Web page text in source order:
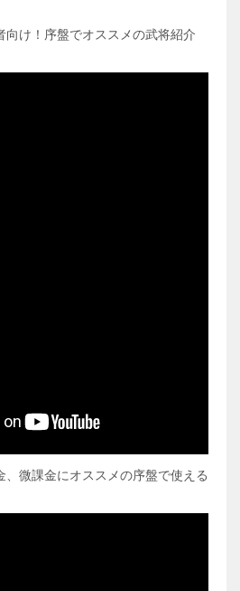
け！序盤でオススメの武将紹介
微課金にオススメの序盤で使える